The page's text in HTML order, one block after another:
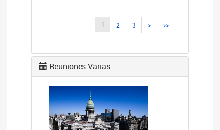
1 2 3 > >>
Reuniones Varias